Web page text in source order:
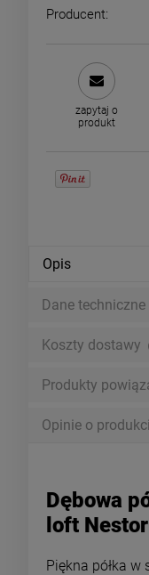
Producent:
zapytaj o
produkt
Opis
Dane techniczne
Koszty dostawy
Produkty
Opinie o
Dębowa
loft
Piękna półka